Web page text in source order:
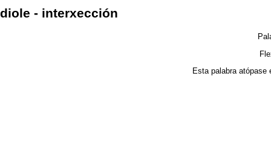
diole - interxección
Esta palabra atópase